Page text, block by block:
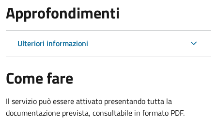
Approfondimenti
Ulteriori informazioni
Come fare
Il servizio può essere attivato presentando tutta la
documentazione prevista, consultabile in formato PDF.